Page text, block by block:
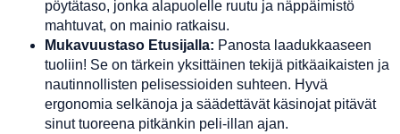
pöytätaso, jonka alapuolelle ruutu ja näppäimistö
mahtuvat, on mainio ratkaisu.
Mukavuustaso Etusijalla: Panosta laadukkaaseen
tuoliin! Se on tärkein yksittäinen tekijä pitkäaikaisten ja
nautinnollisten pelisessioiden suhteen. Hyvä
ergonomia selkänoja ja säädettävät käsinojat pitävät
sinut tuoreena pitkänkin peli-illan ajan.